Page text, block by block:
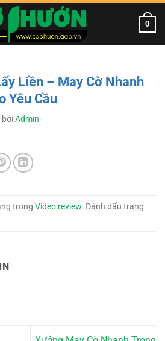
0
Liền – May Cờ Nhanh
Yêu Cầu
bởiAdmin
trong Video review. Đánh dấu trang